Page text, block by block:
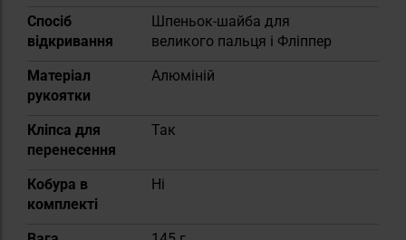
Спосіб
відкривання
Шпеньок-шайба для
великого пальця і Фліппер
Матеріал
рукоятки
Алюміній
Кліпса для
перенесення
Так
Кобура в
комплекті
Ні